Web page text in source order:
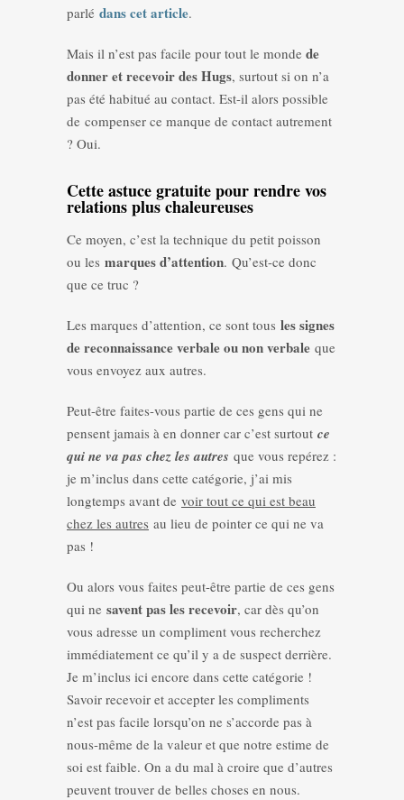
parlé dans cet article.
Mais il n’est pas facile pour tout le monde de
donner et recevoir des Hugs, surtout si on n’a
pas été habitué au contact. Est-il alors possible
de compenser ce manque de contact autrement
? Oui.
Cette astuce gratuite pour rendre vos
relations plus chaleureuses
Ce moyen, c’est la technique du petit poisson
ou les marques d’attention. Qu’est-ce donc
que ce truc ?
Les marques d’attention, ce sont tous les signes
de reconnaissance verbale ou non verbale que
vous envoyez aux autres.
Peut-être faites-vous partie de ces gens qui ne
pensent jamais à en donner car c’est surtout ce
qui ne va pas chez les autres que vous repérez :
je m’inclus dans cette catégorie, j’ai mis
longtemps avant de voir tout ce qui est beau
chez les autres au lieu de pointer ce qui ne va
pas !
Ou alors vous faites peut-être partie de ces gens
qui ne savent pas les recevoir, car dès qu’on
vous adresse un compliment vous recherchez
immédiatement ce qu’il y a de suspect derrière.
Je m’inclus ici encore dans cette catégorie !
Savoir recevoir et accepter les compliments
n’est pas facile lorsqu’on ne s’accorde pas à
nous-même de la valeur et que notre estime de
soi est faible. On a du mal à croire que d’autres
peuvent trouver de belles choses en nous.